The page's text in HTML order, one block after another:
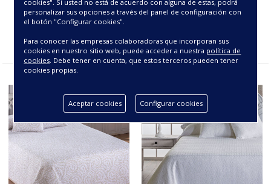
cookies". Si usted no está de acuerdo con alguna de estas, podrá
personalizar sus opciones a través del panel de configuración con
el botón "Configurar cookies".
Para conocer las empresas colaboradoras que incorporan sus
cookies en nuestro sitio web, puede acceder a nuestra política de
cookies . Debe tener en cuenta, que estos terceros pueden tener
cookies propias.
Aceptar cookies Configurar cookies